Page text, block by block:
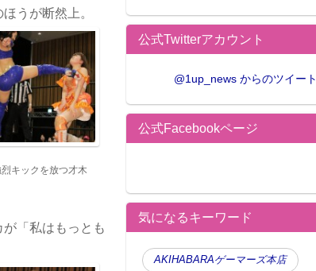
うが断然上。
キックを放つ才木
「 私はもっとも
公式Twitterアカウント
@1up_news からのツイート
公式Facebookページ
気になるキーワード
AKIHABARAゲーマーズ本店